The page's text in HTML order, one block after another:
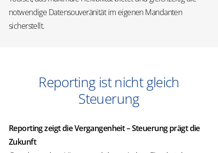
notwendige Datensouveränität im eigenen Mandanten
sicherstellt.
Reporting ist nicht gleich
Steuerung
Reporting zeigt die Vergangenheit – Steuerung prägt die
Zukunft